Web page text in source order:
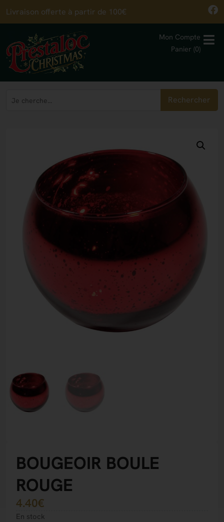
Livraison offerte à partir de 100€
Mon Compte
Panier (0)
Rechercher
BOUGEOIR BOULE
ROUGE
4.40€
En stock